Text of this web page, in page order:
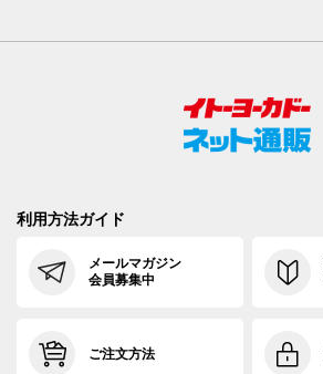
利用方法ガイド
メールマガジン
会員募集中
ご注文方法